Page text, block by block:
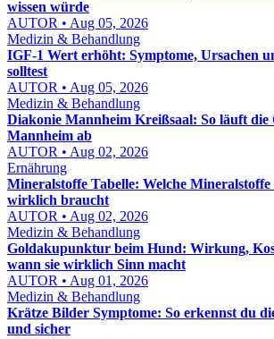
wissen würde
AUTOR • Aug 05, 2026
Medizin & Behandlung
IGF-1 Wert erhöht: Symptome, Ursachen
solltest
AUTOR • Aug 05, 2026
Medizin & Behandlung
Diakonie Mannheim Kreißsaal: So läuft
Mannheim ab
AUTOR • Aug 02, 2026
Ernährung
Mineralstoffe Tabelle: Welche
wirklich braucht
AUTOR • Aug 02, 2026
Medizin & Behandlung
Goldakupunktur beim Hund: Wirkung,
wann sie wirklich Sinn macht
AUTOR • Aug 01, 2026
Medizin & Behandlung
Krätze Bilder Symptome: So erkennst du
und sicher